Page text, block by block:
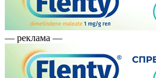
— реклама —